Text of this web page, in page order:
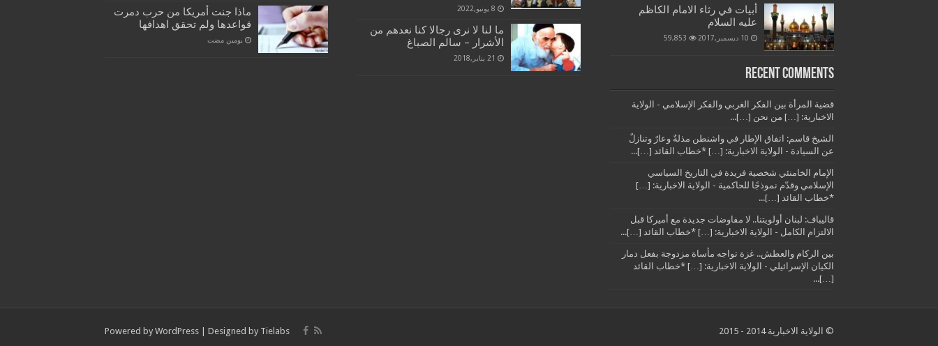
أبيات في رثاء الامام الكاظم
عليه السلام
10 ديسمبر,2017 59,853
Recent Comments
قضية المرأة بين الفكر الغربي والفكر الإسلامي - الولاية
الاخبارية: […] من نحن […]...
الشيخ قاسم: اتفاق الإطار في واشنطن مذلةٌ وعارٌ وتنازلٌ
عن السيادة - الولاية الاخبارية: […] *خطاب القائد […]...
الإمام الخامنئي شخصية فريدة في التاريخ السياسي
الإسلامي وقدّم نموذجًا للحاكمية - الولاية الاخبارية: […]
*خطاب القائد […]...
قاليباف: لبنان أولويتنا.. لا مفاوضات جديدة مع أميركا قبل
الالتزام الكامل - الولاية الاخبارية: […] *خطاب القائد […]...
بين الركام والعطش.. غزة تواجه مأساة مزدوجة بفعل دمار
الكيان الإسرائيلي - الولاية الاخبارية: […] *خطاب القائد
[…]...
8 يونيو,2022
ما لنا لا نرى رجالا كنا نعدهم من
الأشرار – سالم الصباغ
21 يناير,2018
ماذا جنت أمريكا من حرب دمرت
قواعدها ولم تحقق اهدافها
‏يومين مضت
Powered by WordPress| Designed by Tielabs © الولاية الاخبارية 2014 - 2015